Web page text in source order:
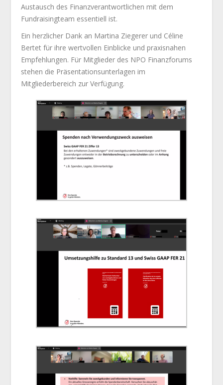
Austausch des Finanzverantwortlichen mit dem
Fundraisingteam essentiell ist.
Ein herzlicher Dank an Martina Ziegerer und Céline
Bertet für ihre wertvollen Einblicke und praxisnahen
Empfehlungen. Für Mitglieder des NPO Finanzforums
stehen die Präsentationsunterlagen im
Mitgliederbereich zur Verfügung.